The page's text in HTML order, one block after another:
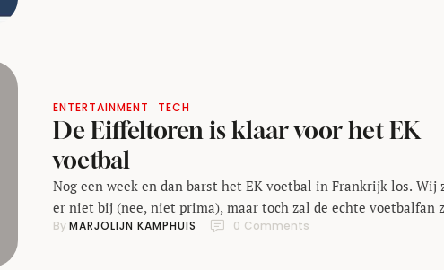
ENTERTAINMENT TECH
De Eiffeltoren is klaar voor het EK
voetbal
Nog een week en dan barst het EK voetbal in Frankrijk los. Wij
er niet bij (nee, niet prima), maar toch zal de echte voetbalfan
verheugen op 3 weken lang wedstrijden van de beste
By MARJOLIJN KAMPHUIS 0 Comments